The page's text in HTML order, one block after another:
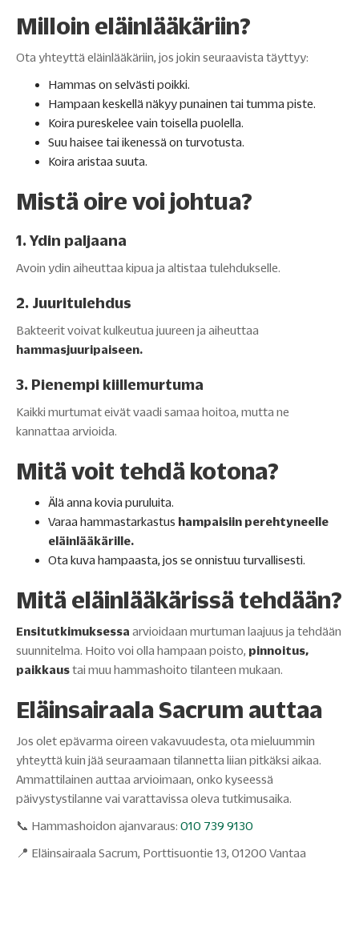
Milloin eläinlääkäriin?
Ota yhteyttä eläinlääkäriin, jos jokin seuraavista täyttyy:
Hammas on selvästi poikki.
Hampaan keskellä näkyy punainen tai tumma piste.
Koira pureskelee vain toisella puolella.
Suu haisee tai ikenessä on turvotusta.
Koira aristaa suuta.
Mistä oire voi johtua?
1. Ydin paljaana
Avoin ydin aiheuttaa kipua ja altistaa tulehdukselle.
2. Juuritulehdus
Bakteerit voivat kulkeutua juureen ja aiheuttaa
hammasjuuripaiseen.
3. Pienempi kiillemurtuma
Kaikki murtumat eivät vaadi samaa hoitoa, mutta ne
kannattaa arvioida.
Mitä voit tehdä kotona?
Älä anna kovia puruluita.
Varaa hammastarkastus hampaisiin perehtyneelle
eläinlääkärille.
Ota kuva hampaasta, jos se onnistuu turvallisesti.
Mitä eläinlääkärissä tehdään?
Ensitutkimuksessa arvioidaan murtuman laajuus ja tehdään
suunnitelma. Hoito voi olla hampaan poisto, pinnoitus,
paikkaustai muu hammashoito tilanteen mukaan.
Eläinsairaala Sacrum auttaa
Jos olet epävarma oireen vakavuudesta, ota mieluummin
yhteyttä kuin jää seuraamaan tilannetta liian pitkäksi aikaa.
Ammattilainen auttaa arvioimaan, onko kyseessä
päivystystilanne vai varattavissa oleva tutkimusaika.
📞 Hammashoidon ajanvaraus: 010 739 9130
📍 Eläinsairaala Sacrum, Porttisuontie 13, 01200 Vantaa